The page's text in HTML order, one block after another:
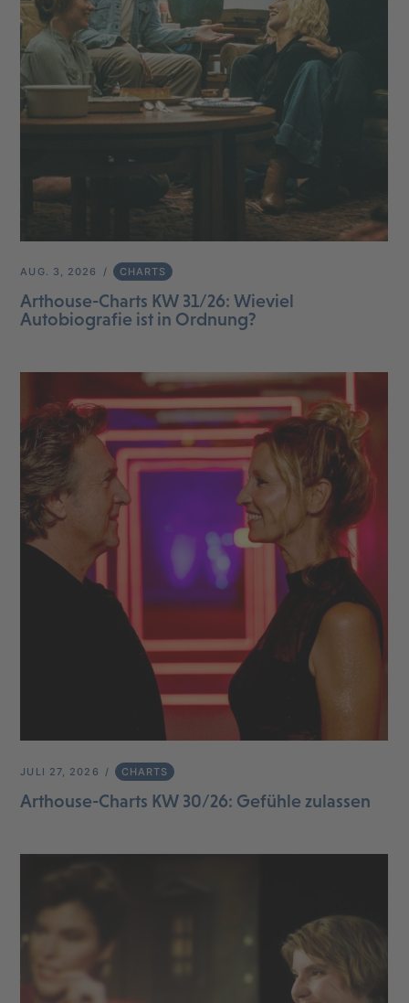
AUG. 3, 2026 CHARTS
Arthouse-Charts KW 31/26: Wieviel
Autobiografie ist in Ordnung?
JULI 27, 2026 CHARTS
Arthouse-Charts KW 30/26: Gefühle zulassen